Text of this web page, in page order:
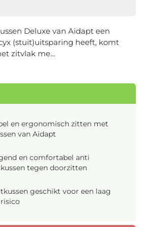
Deluxe van Aidapt een
(stuit)uitsparing heeft, komt
zitvlak me…
en ergonomisch zitten met
van Aidapt
en comfortabel anti
tegen doorzitten
geschikt voor een laag